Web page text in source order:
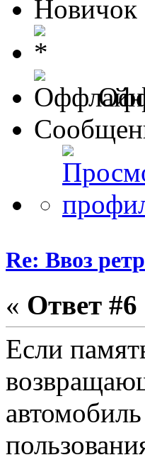
Новичок
Re: Ввоз
« Ответ #6
Если